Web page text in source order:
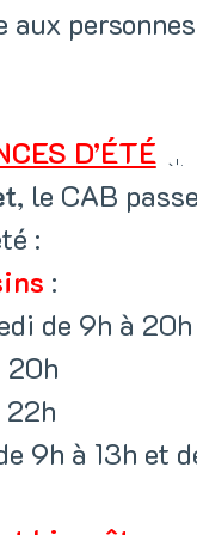
de février
À
aux personnes
D’ÉTÉ
, le CAB passe
:
:
de 9h à 20h
20h
22h
9h à 13h et